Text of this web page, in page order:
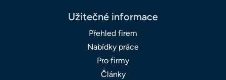
Užitečné informace
Přehled firem
Nabídky práce
Pro firmy
Články